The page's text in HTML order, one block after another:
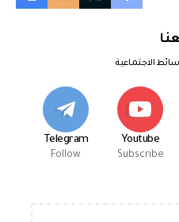
الاجتماعية
Youtube
Subscribe
Telegram
Follow